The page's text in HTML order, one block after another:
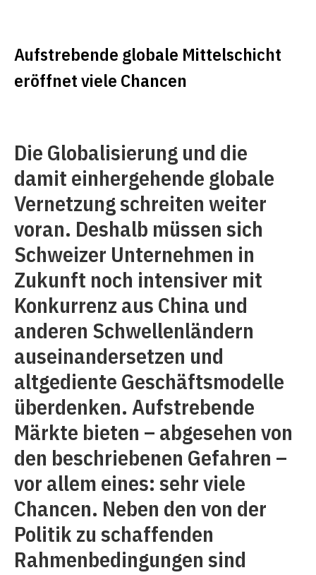
Aufstrebende globale Mittelschicht
eröffnet viele Chancen
Die Globalisierung und die
damit einhergehende globale
Vernetzung schreiten weiter
voran. Deshalb müssen sich
Schweizer Unternehmen in
Zukunft noch intensiver mit
Konkurrenz aus China und
anderen Schwellenländern
auseinandersetzen und
altgediente Geschäftsmodelle
überdenken. Aufstrebende
Märkte bieten – abgesehen von
den beschriebenen Gefahren –
vor allem eines: sehr viele
Chancen. Neben den von der
Politik zu schaffenden
Rahmenbedingungen sind